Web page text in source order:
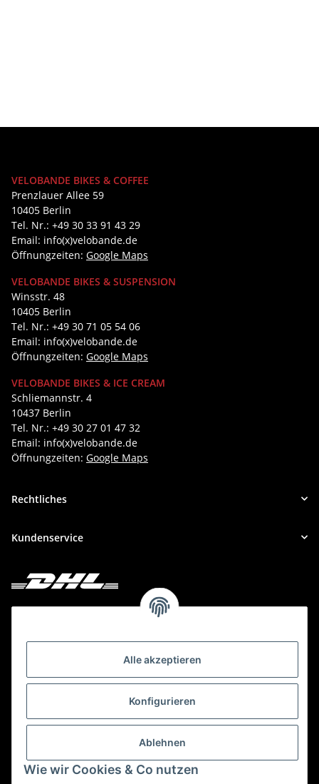
Alle akzeptieren
Konfigurieren
Ablehnen
Wie wir Cookies & Co nutzen
VELOBANDE BIKES & COFFEE
Prenzlauer Allee 59
10405 Berlin
Tel. Nr.: +49 30 33 91 43 29
Email: info(x)velobande.de
Öffnungzeiten: Google Maps
VELOBANDE BIKES & SUSPENSION
Winsstr. 48
10405 Berlin
Tel. Nr.: +49 30 71 05 54 06
Email: info(x)velobande.de
Öffnungzeiten: Google Maps
VELOBANDE BIKES & ICE CREAM
Schliemannstr. 4
10437 Berlin
Tel. Nr.: +49 30 27 01 47 32
Email: info(x)velobande.de
Öffnungzeiten: Google Maps
Rechtliches
Kundenservice
Deine Bestellung versenden wir mit DHL!